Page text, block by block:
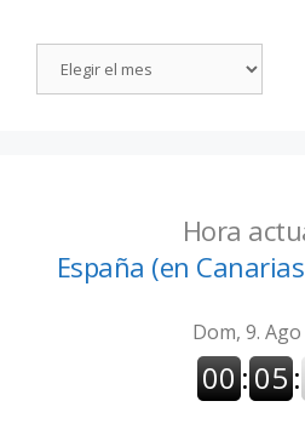
Hora
España (en